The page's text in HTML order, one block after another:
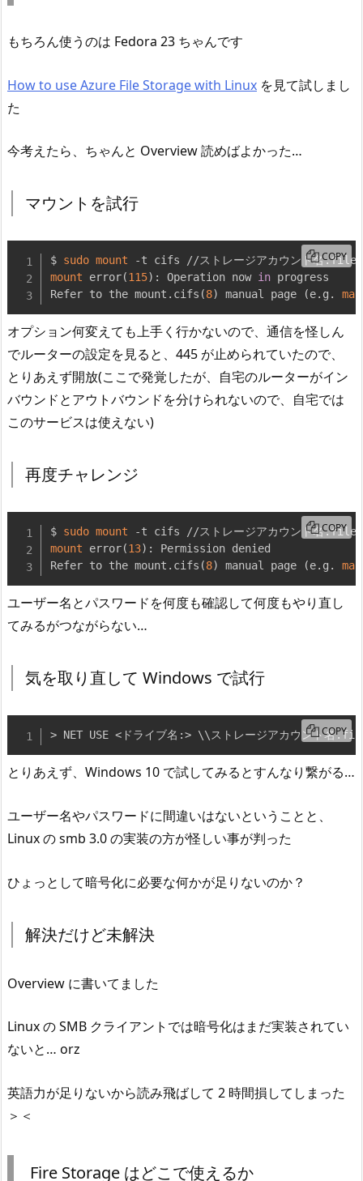
もちろん使うのは Fedora 23 ちゃんです
How to use Azure File Storage with Linux を見て試しまし
た
今考えたら、ちゃんと Overview 読めばよかった…
マウントを試行
$ sudo mount -t cifs //ストレージアカウント名
mount error(115) : Operation now in progress
Refer to the mount.cifs (8) manual page (e.g. man
COPY
オプション何変えても上手く行かないので、通信を怪しん
でルーターの設定を見ると、445 が止められていたので、
とりあえず開放(ここで発覚したが、自宅のルーターがイン
バウンドとアウトバウンドを分けられないので、自宅では
このサービスは使えない)
再度チャレンジ
$ sudo mount -t cifs //ストレージアカウント名
mount error(13) : Permission denied
Refer to the mount.cifs (8) manual page (e.g. man
COPY
ユーザー名とパスワードを何度も確認して何度もやり直し
てみるがつながらない…
気を取り直して Windows で試行
> NET USE <ドライブ名:> \\ストレージアカウント名
COPY
とりあえず、Windows 10 で試してみるとすんなり繋がる…
ユーザー名やパスワードに間違いはないということと、
Linux の smb 3.0 の実装の方が怪しい事が判った
ひょっとして暗号化に必要な何かが足りないのか？
解決だけど未解決
Overview に書いてました
Linux の SMB クライアントでは暗号化はまだ実装されてい
ないと… orz
英語力が足りないから読み飛ばして 2 時間損してしまった
＞＜
Fire Storage はどこで使えるか